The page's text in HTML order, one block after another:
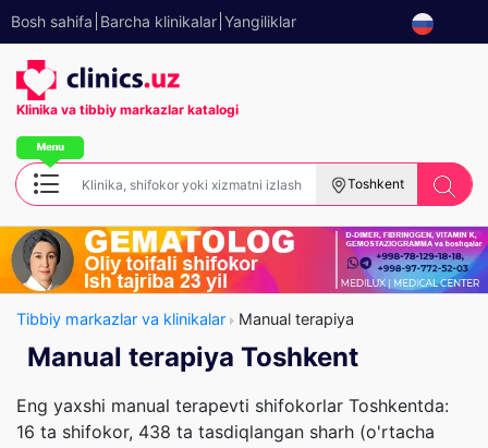
Bosh sahifa Barcha klinikalar Yangiliklar
Klinika va tibbiy markazlar katalogi
Toshkent
Tibbiy markazlar va klinikalar Manual terapiya
Manual terapiya Toshkent
Eng yaxshi manual terapevti shifokorlar Toshkentda:
16 ta shifokor, 438 ta tasdiqlangan sharh (o'rtacha